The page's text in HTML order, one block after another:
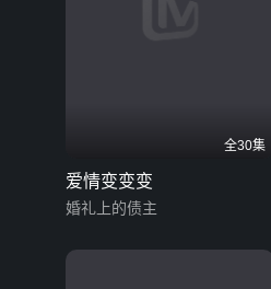
全30集
爱情变变变
婚礼上的债主